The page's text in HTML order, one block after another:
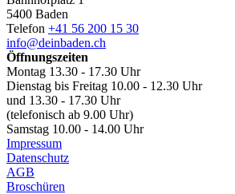
5400 Baden
Telefon +41 56 200 15 30
info@deinbaden.ch
Öffnungszeiten
Montag 13.30 - 17.30 Uhr
Dienstag bis Freitag 10.00 - 12.30 Uhr
und 13.30 - 17.30 Uhr
(telefonisch ab 9.00 Uhr)
Samstag 10.00 - 14.00 Uhr
Impressum
Datenschutz
AGB
Broschüren